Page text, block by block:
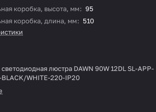
коробка, высота, мм: 95
коробка, длина, мм: 510
люстра DAWN 90W 12DL SL-APP-
WHITE-220-IP20